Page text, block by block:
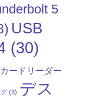
5
USB
(30)
カードリーダー
(3) デス